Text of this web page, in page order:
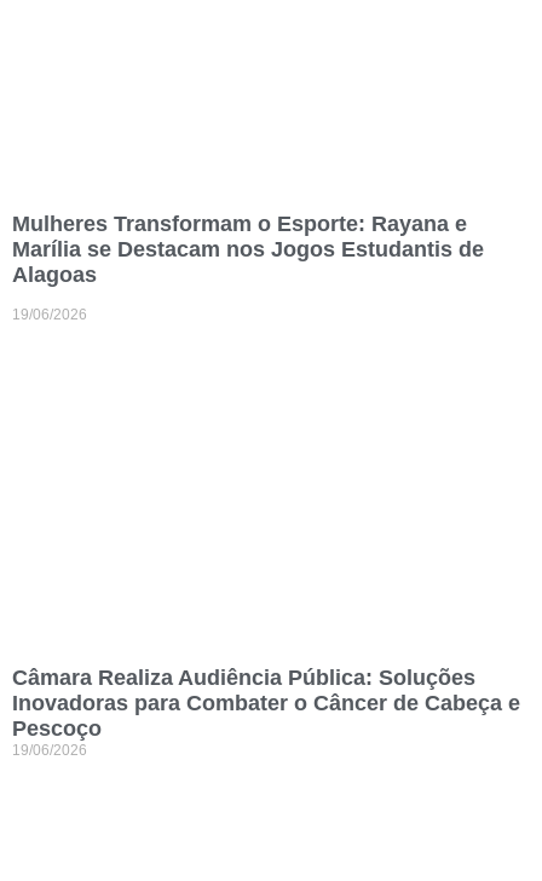
Mulheres Transformam o Esporte: Rayana e
Marília se Destacam nos Jogos Estudantis de
Alagoas
19/06/2026
Câmara Realiza Audiência Pública: Soluções
Inovadoras para Combater o Câncer de Cabeça e
Pescoço
19/06/2026